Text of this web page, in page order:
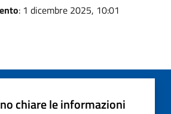
: 1 dicembre 2025, 10:01
chiare le informazioni